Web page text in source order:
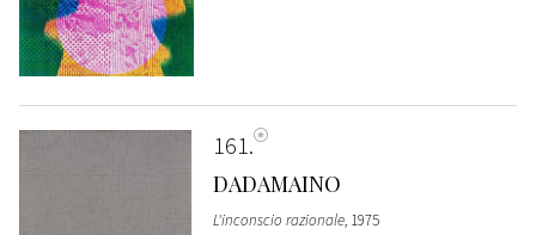
161
DADAMAINO
L'inconscio razionale, 1975